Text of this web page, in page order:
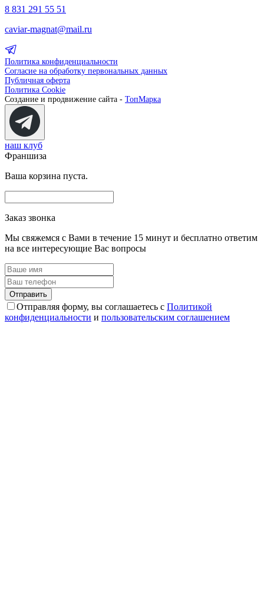
8 831 291 55 51
caviar-magnat@mail.ru
Политика конфиденциальности
Согласие на обработку первональных данных
Публичная оферта
Политика Cookie
Создание и продвижение сайта - ТопМарка
наш клуб
Франшиза
Ваша корзина пуста.
Заказ звонка
Мы свяжемся с Вами в течение 15 минут и бесплатно ответим
на все интересующие Вас вопросы
Отправляя форму, вы соглашаетесь с Политикой
конфиденциальности и пользовательским соглашением